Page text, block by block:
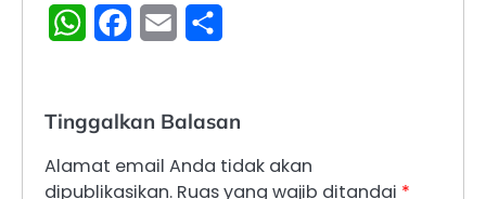
WhatsAppFacebook
Email
Tinggalkan Balasan
Alamat email Anda tidak akan
dipublikasikan. Ruas yang wajib ditandai *